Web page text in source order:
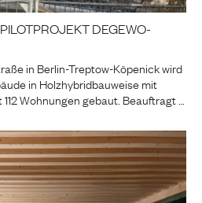
DEGEWO-
in Berlin-Treptow-Köpenick wird
in Holzhybridbauweise mit
Wohnungen gebaut. Beauftragt …